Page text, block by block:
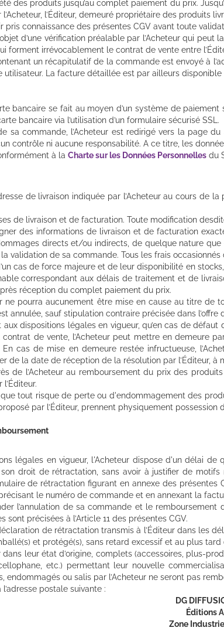
des produits jusqu’au complet paiement du prix.
l’Éditeur, demeuré propriétaire des produits
pris connaissance des présentes CGV avant toute
d’une vérification préalable par l’Acheteur qui
forment irrévocablement le contrat de vente entre
un récapitulatif de la commande est envoyé à
La facture détaillée est par ailleurs
bancaire se fait au moyen d’un système de
bancaire via l’utilisation d’un formulaire sécurisé SSL.
sa commande, l’Acheteur est redirigé vers la page
contrôle ni aucune responsabilité. A ce titre, les
à la Charte sur les Données Personnelles du
de livraison indiquée par l’Acheteur au cours
de livraison et de facturation. Toute modification
des informations de livraison et de facturation
directs et/ou indirects, de quelque nature
validation de sa commande. Tous les frais
cas de force majeure et de leur disponibilité en
correspondant aux délais de traitement et de
réception du complet paiement du prix.
ne pourra aucunement être mise en cause au titre
annulée, sauf stipulation contraire précisée dans l’offre
aux dispositions légales en vigueur, qu’en cas de
de vente, l’Acheteur peut mettre en demeure
En cas de mise en demeure restée infructueuse,
de la date de réception de la résolution par l’Éditeur, à
de l’Acheteur au remboursement du prix des
que tout risque de perte ou d'endommagement des
par l’Éditeur, prennent physiquement possession
légales en vigueur, l'Acheteur dispose d'un délai
son droit de rétractation, sans avoir à justifier de
de rétractation figurant en annexe des
le numéro de commande et en annexant la
l’annulation de sa commande et le
sont précisées à l’Article 11 des présentes CGV.
de rétractation transmis à l’Éditeur dans les
et protégé(s), sans retard excessif et au plus
dans leur état d’origine, complets (accessoires, plus-
etc.) permettant leur nouvelle
endommagés ou salis par l’Acheteur ne seront pas
postale suivante :
DG
Éditions
Zone